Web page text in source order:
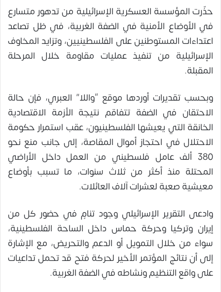
حذّرت المؤسسة العسكرية الإسرائيلية من تدهور متسارع
في الأوضاع الأمنية في الضفة الغربية، في ظل تصاعد
اعتداءات المستوطنين على الفلسطينيين، وتزايد المخاوف
الإسرائيلية من تنفيذ عمليات مقاومة خلال المرحلة
المقبلة.
وبحسب تقديرات أوردها موقع “واللا” العبري، فإن حالة
الاحتقان في الضفة تتفاقم نتيجة الأزمة الاقتصادية
الخانقة التي يعيشها الفلسطينيون، عقب استمرار حكومة
الاحتلال في احتجاز أموال المقاصة، إلى جانب منع نحو
380 ألف عامل فلسطيني من العمل داخل الأراضي
المحتلة منذ أكثر من ثلاث سنوات، ما تسبب بأوضاع
معيشية صعبة لعشرات آلاف العائلات.
وادعى التقرير الإسرائيلي وجود تنامٍ في حضور كل من
إيران وتركيا وحركة حماس داخل الساحة الفلسطينية،
سواء من خلال التمويل أو الدعم والتحريض، مع الإشارة
إلى أن نتائج المؤتمر الأخير لحركة فتح قد تحمل تداعيات
على واقع التنظيم ونشاطه في الضفة الغربية.